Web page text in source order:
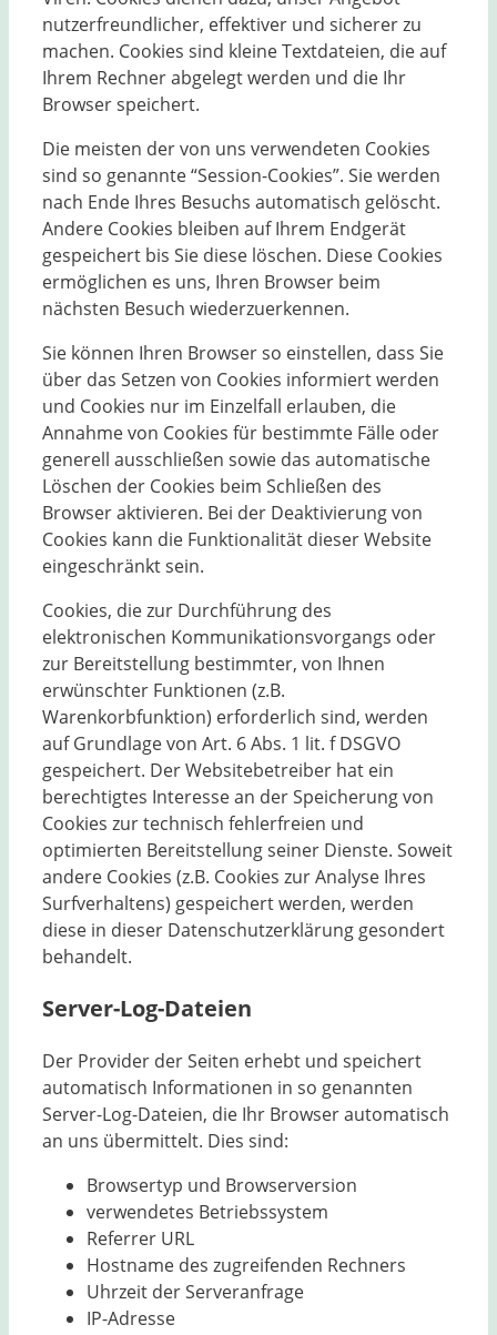
nutzerfreundlicher, effektiver und sicherer zu
machen. Cookies sind kleine Textdateien, die auf
Ihrem Rechner abgelegt werden und die Ihr
Browser speichert.
Die meisten der von uns verwendeten Cookies
sind so genannte “Session-Cookies”. Sie werden
nach Ende Ihres Besuchs automatisch gelöscht.
Andere Cookies bleiben auf Ihrem Endgerät
gespeichert bis Sie diese löschen. Diese Cookies
ermöglichen es uns, Ihren Browser beim
nächsten Besuch wiederzuerkennen.
Sie können Ihren Browser so einstellen, dass Sie
über das Setzen von Cookies informiert werden
und Cookies nur im Einzelfall erlauben, die
Annahme von Cookies für bestimmte Fälle oder
generell ausschließen sowie das automatische
Löschen der Cookies beim Schließen des
Browser aktivieren. Bei der Deaktivierung von
Cookies kann die Funktionalität dieser Website
eingeschränkt sein.
Cookies, die zur Durchführung des
elektronischen Kommunikationsvorgangs oder
zur Bereitstellung bestimmter, von Ihnen
erwünschter Funktionen (z.B.
Warenkorbfunktion) erforderlich sind, werden
auf Grundlage von Art. 6 Abs. 1 lit. f DSGVO
gespeichert. Der Websitebetreiber hat ein
berechtigtes Interesse an der Speicherung von
Cookies zur technisch fehlerfreien und
optimierten Bereitstellung seiner Dienste. Soweit
andere Cookies (z.B. Cookies zur Analyse Ihres
Surfverhaltens) gespeichert werden, werden
diese in dieser Datenschutzerklärung gesondert
behandelt.
Server-Log-Dateien
Der Provider der Seiten erhebt und speichert
automatisch Informationen in so genannten
Server-Log-Dateien, die Ihr Browser automatisch
an uns übermittelt. Dies sind:
Browsertyp und Browserversion
verwendetes Betriebssystem
Referrer URL
Hostname des zugreifenden Rechners
Uhrzeit der Serveranfrage
IP-Adresse